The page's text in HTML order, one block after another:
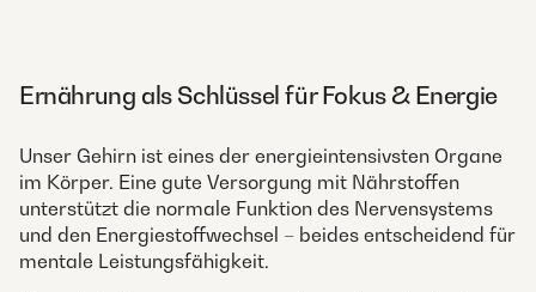
Ernährung als Schlüssel für Fokus & Energie
Unser Gehirn ist eines der energieintensivsten Organe
im Körper. Eine gute Versorgung mit Nährstoffen
unterstützt die normale Funktion des Nervensystems
und den Energiestoffwechsel – beides entscheidend für
mentale Leistungsfähigkeit.